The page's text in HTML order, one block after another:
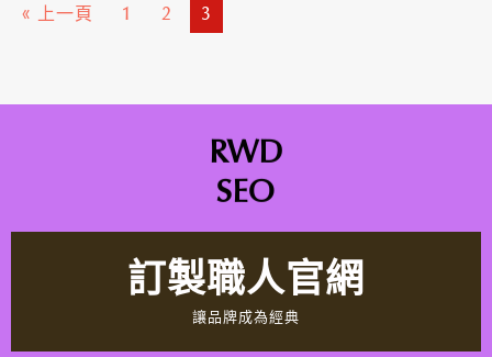
« 上一頁 1 2 3
RWD
SEO
訂製職人官網
讓品牌成為經典